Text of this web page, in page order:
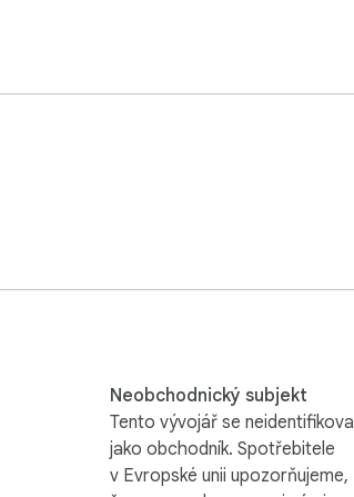
Neobchodnický subjekt
Tento vývojář se neidentifikoval
jako obchodník. Spotřebitele
v Evropské unii upozorňujeme,